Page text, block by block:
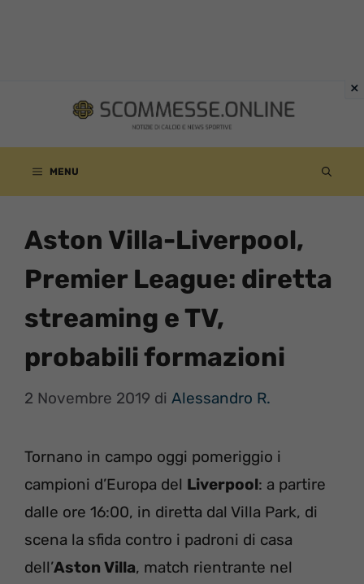
contenuto
MENU
Aston Villa-Liverpool,
Premier League: diretta
streaming e TV,
probabili formazioni
2 Novembre 2019 di Alessandro R.
Tornano in campo oggi pomeriggio i
campioni d’Europa del Liverpool: a partire
dalle ore 16:00, in diretta dal Villa Park, di
scena la sfida contro i padroni di casa
dell’Aston Villa, match rientrante nel